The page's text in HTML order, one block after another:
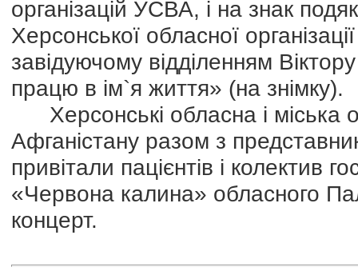
організацій УСВА, і на знак
Херсонської обласної
завідуючому відділенням
працю в ім`я життя» (на знімку).
Херсонські обласна і міська
Афганістану разом з
привітали пацієнтів і колектив
«Червона калина» обласного
концерт.